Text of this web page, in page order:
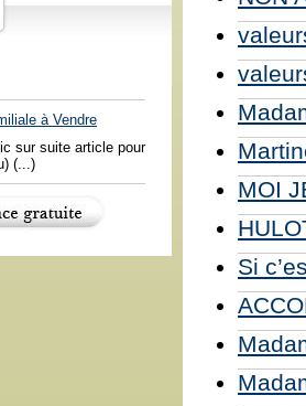
à Vendre
sur suite article pour
(...)
MOI
Si